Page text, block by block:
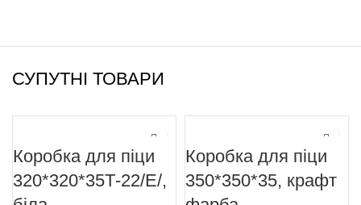
СУПУТНІ ТОВАРИ
Коробка для піци
320*320*35Т-22/Е/,
Коробка для піци
350*350*35, крафт